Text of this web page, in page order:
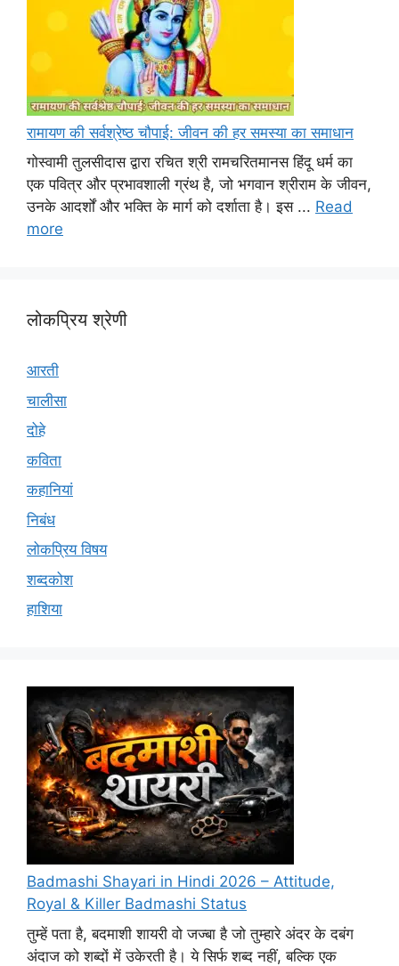
रामायण की सर्वश्रेष्ठ चौपाई: जीवन की हर समस्या का समाधान
गोस्वामी तुलसीदास द्वारा रचित श्री रामचरितमानस हिंदू धर्म का
एक पवित्र और प्रभावशाली ग्रंथ है, जो भगवान श्रीराम के जीवन,
उनके आदर्शों और भक्ति के मार्ग को दर्शाता है। इस ... Read
more
लोकप्रिय श्रेणी
आरती
चालीसा
दोहे
कविता
कहानियां
निबंध
लोकप्रिय विषय
शब्दकोश
हाशिया
Badmashi Shayari in Hindi 2026 – Attitude,
Royal & Killer Badmashi Status
तुम्हें पता है, बदमाशी शायरी वो जज्बा है जो तुम्हारे अंदर के दबंग
अंदाज को शब्दों में उकेरती है। ये सिर्फ शब्द नहीं, बल्कि एक